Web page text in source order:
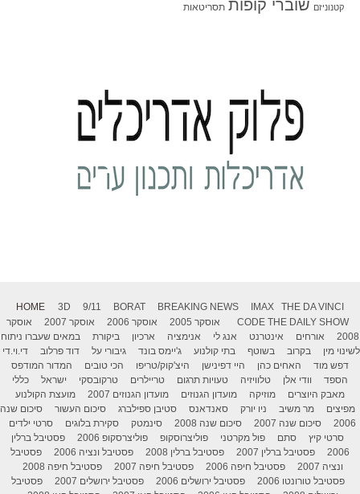
קטנוניזם שוברי קופות תסריטאות
HOME 3D 9/11 BORAT BREAKING NEWS IMAX
THE DA VINCI
CODE THE DAILY SHOW אוסקר 2005 אוסקר 2006 אוסקר 2007
אוסקר
2008
אורחים אינטרנט אנג לי אנימציה ארכיון ביקורת
במאים שעברו ניתוח
לשינוי מין
בקרוב בשוטף בתי קולנוע ג'יימס בונד גיבורי על דוד פרלוב
די.וי.די
דפש מוד
האחים כהן היי דפינישן היצ'קוק/טריפו הכי טובים
המדור המודפס
הספד
וודי אלן טלוויזיה טעויות תרגום טריילרים טרקובסקי ישראל
כללי
מאבק היוצרים
מוזיקה מועדון הגנוזים מועדון הגנוזים 2007
מועצת הקולנוע
מפיצים
מר משיב ניו יורק סאנדאנס סטיבן ספילברג סיכום העשור
סיכום שנה
2006
סיכום שנה 2007 סיכום שנה 2008 סינמטק סקירת בלוגים
סרטי ילדים
סרטי קיץ
סתם פול מקרטני פוליצרוסקופ פוליצרסקופ 2006
פסטיבל ברלין
2006
פסטיבל ברלין 2007 פסטיבל ברלין 2008 פסטיבל ונציה 2006
פסטיבל
ונציה 2007
פסטיבל חיפה 2006 פסטיבל חיפה 2007
פסטיבל חיפה 2008
פסטיבל טורונטו 2006
פסטיבל ירושלים 2006 פסטיבל ירושלים 2007
פסטיבל